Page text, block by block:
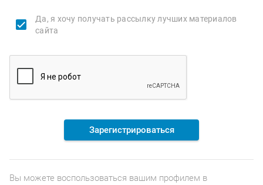
Да, я хочу получать рассылку лучших материалов
сайта
Зарегистрироваться
Вы можете воспользоваться вашим профилем в